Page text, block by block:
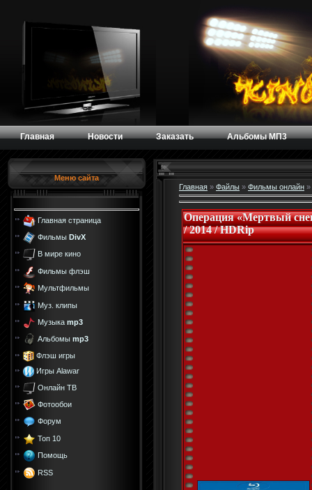
Главная Новости Заказать Альбомы МП3
Меню сайта
Главная страница
Фильмы DivX
В мире кино
Фильмы флэш
Мультфильмы
Муз. клипы
Музыка mp3
Альбомы mp3
Флэш игры
Игры Alawar
Онлайн ТВ
Фотообои
Форум
Топ 10
Помощь
RSS
Главная » Файлы » Фильмы онлайн »
Операция «Мертвый
/ 2014 / HDRip